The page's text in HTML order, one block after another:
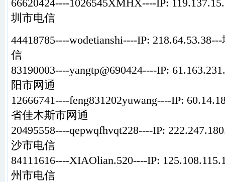
66620424----1026545XMHX----IP:
圳市电信
44418785----wodetianshi----IP:
信
83190003----yangtp@690424----IP:
阳市网通
12666741----feng831202yuwang----IP:
省佳木斯市网通
20495558----qepwqfhvqt228----IP:
沙市电信
84111616----XIAOlian.520----IP:
州市电信